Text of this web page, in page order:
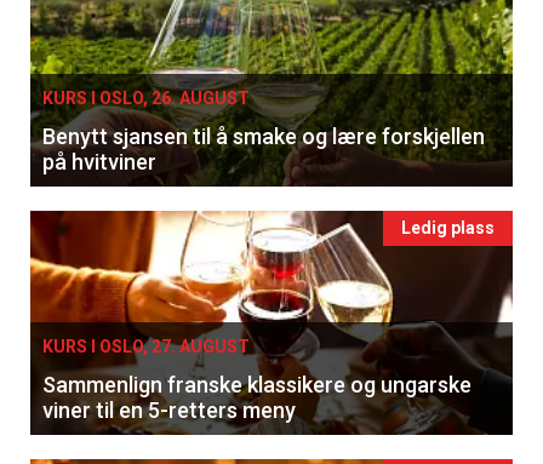
KURS I OSLO, 26. AUGUST
Benytt sjansen til å smake og lære forskjellen
på hvitviner
Ledig plass
KURS I OSLO, 27. AUGUST
Sammenlign franske klassikere og ungarske
viner til en 5-retters meny